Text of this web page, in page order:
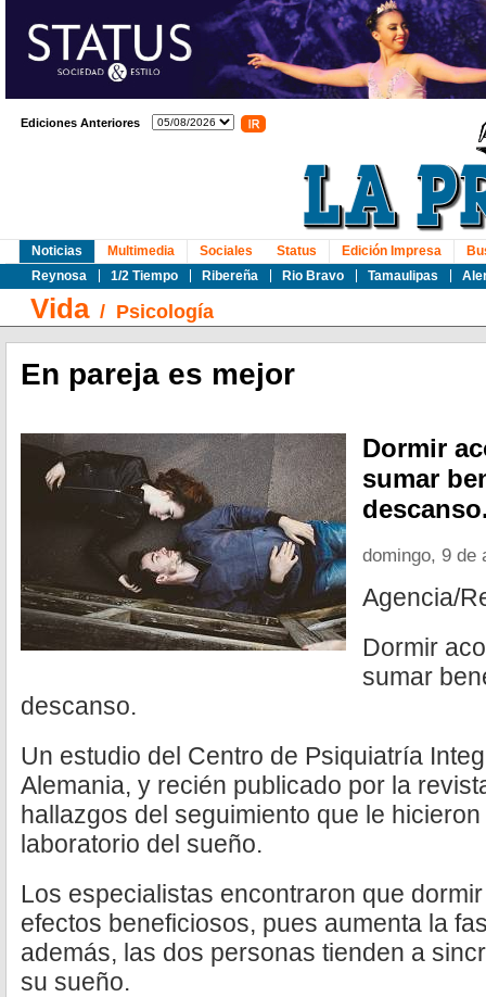
Ediciones Anteriores
Noticias
Reynosa
1/2 Tiempo Ribereña Rio Bravo Tamaulipas
Multimedia Sociales Status Edición Impresa
Vida/ Psicología
En pareja es mejor
Dormir
sumar
domingo, 9 de
Agencia/
Dormir
sumar
descanso.
Un estudio del Centro de Psiquiatría
Alemania, y recién publicado por la
hallazgos del seguimiento que le
laboratorio del sueño.
Los especialistas encontraron que
efectos beneficiosos, pues aumenta la
además, las dos personas tienden a
su sueño.